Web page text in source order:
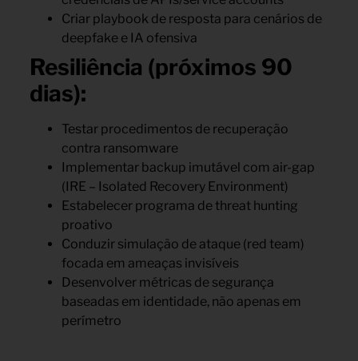
Criar playbook de resposta para cenários de
deepfake e IA ofensiva
Resiliência (próximos 90
dias):
Testar procedimentos de recuperação
contra ransomware
Implementar backup imutável com air-gap
(IRE – Isolated Recovery Environment)
Estabelecer programa de threat hunting
proativo
Conduzir simulação de ataque (red team)
focada em ameaças invisíveis
Desenvolver métricas de segurança
baseadas em identidade, não apenas em
perímetro